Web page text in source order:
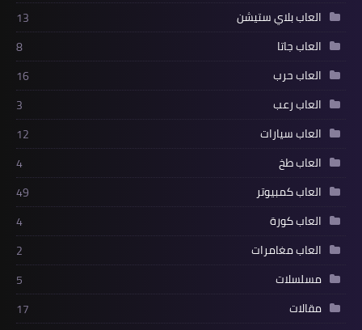
العاب بلاي ستيشن
13
العاب جاتا
8
العاب حرب
16
العاب رعب
3
العاب سيارات
12
العاب طخ
4
العاب كمبيوتر
49
العاب كورة
4
العاب مغامرات
2
مسلسلات
5
مقالات
17